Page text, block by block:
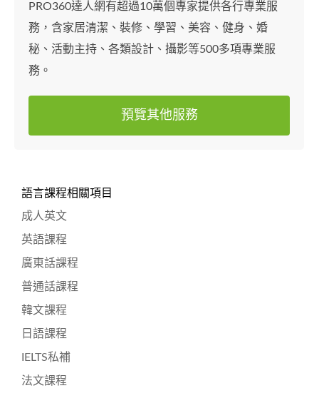
PRO360達人網有超過10萬個專家提供各行專業服
務，含家居清潔、裝修、學習、美容、健身、婚
秘、活動主持、各類設計、攝影等500多項專業服
務。
預覽其他服務
語言課程相關項目
成人英文
英語課程
廣東話課程
普通話課程
韓文課程
日語課程
IELTS私補
法文課程